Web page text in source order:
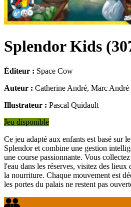
Splendor Kids (
Éditeur : Space Cow
Auteur : Catherine André, Marc André
Illustrateur : Pascal Quidault
Jeu disponible
Ce jeu adapté aux enfants est basé sur
Splendor et combine une gestion
une course passionnante. Vous
l'eau dans les réserves, visitez des
la nourriture. Chaque mouvement est
les portes du palais ne restent pas